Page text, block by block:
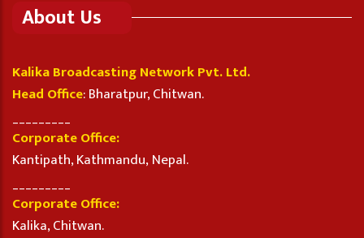
About Us
Kalika Broadcasting Network Pvt. Ltd.
Head Office: Bharatpur, Chitwan.
Corporate Office:
Kantipath, Kathmandu, Nepal.
Corporate Office:
Kalika, Chitwan.